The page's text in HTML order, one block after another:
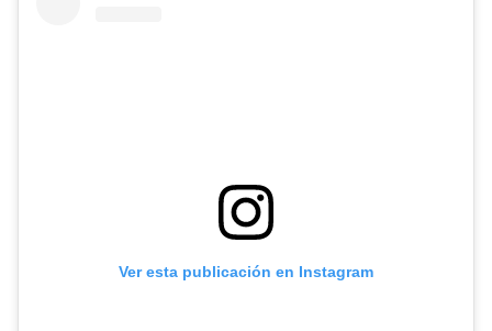
Ver esta publicación en Instagram